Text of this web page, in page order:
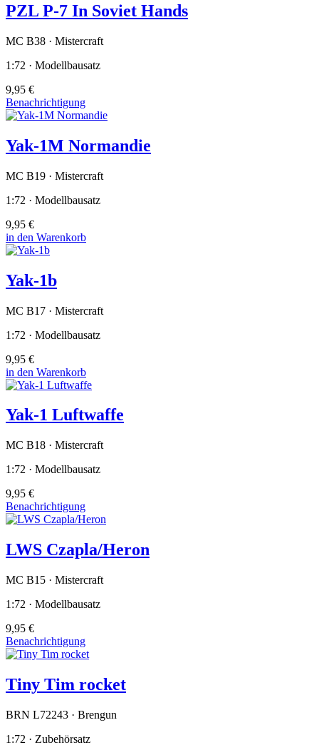
PZL P-7 In Soviet Hands
MC B38 · Mistercraft
1:72 · Modellbausatz
9,95 €
Benachrichtigung
Yak-1M Normandie
MC B19 · Mistercraft
1:72 · Modellbausatz
9,95 €
in den Warenkorb
Yak-1b
MC B17 · Mistercraft
1:72 · Modellbausatz
9,95 €
in den Warenkorb
Yak-1 Luftwaffe
MC B18 · Mistercraft
1:72 · Modellbausatz
9,95 €
Benachrichtigung
LWS Czapla/Heron
MC B15 · Mistercraft
1:72 · Modellbausatz
9,95 €
Benachrichtigung
Tiny Tim rocket
BRN L72243 · Brengun
1:72 · Zubehörsatz